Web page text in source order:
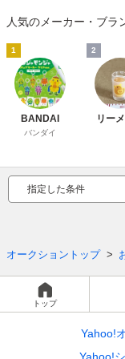
人気のメーカー・ブラ
1
BANDAI
バンダイ
2
リー
指定した条件
オークショントップ
トップ
Yahoo!
Yahoo!